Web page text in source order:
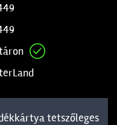
tetszőleges